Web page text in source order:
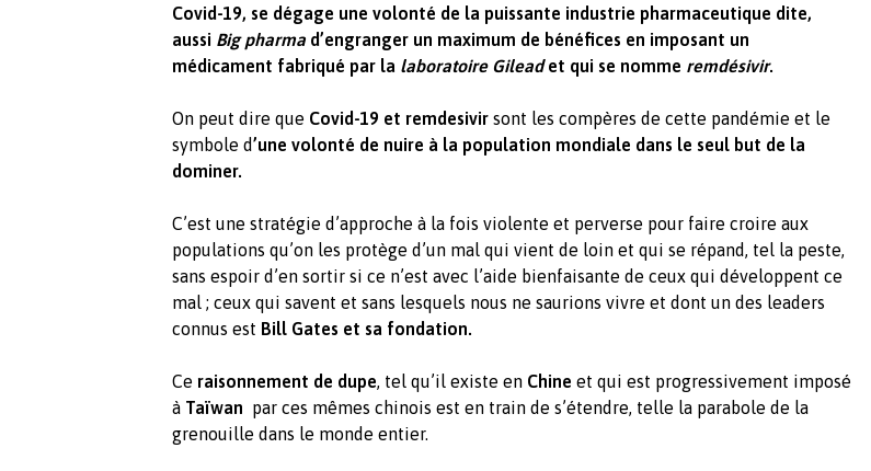
Covid-19, se dégage une volonté de la puissante industrie pharmaceutique dite,
aussi Big pharma d’engranger un maximum de bénéfices en imposant un
médicament fabriqué par la laboratoire Gileadet qui se nomme remdésivir.
On peut dire que Covid-19 et remdesivir sont les compères de cette pandémie et le
symbole d’une volonté de nuire à la population mondiale dans le seul but de la
dominer.
C’est une stratégie d’approche à la fois violente et perverse pour faire croire aux
populations qu’on les protège d’un mal qui vient de loin et qui se répand, tel la peste,
sans espoir d’en sortir si ce n’est avec l’aide bienfaisante de ceux qui développent ce
mal ; ceux qui savent et sans lesquels nous ne saurions vivre et dont un des leaders
connus est Bill Gates et sa fondation.
Ce raisonnement de dupe, tel qu’il existe en Chine et qui est progressivement imposé
à Taïwan par ces mêmes chinois est en train de s’étendre, telle la parabole de la
grenouille dans le monde entier.